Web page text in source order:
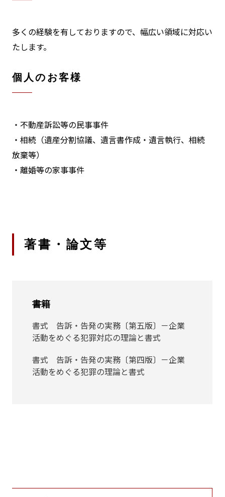
多くの経験を有しておりますので、幅広い領域に対応い
たします。
個人のお客様
・不動産訴訟等の民事事件
・相続（遺産分割協議、遺言書作成・遺言執行、相続
放棄等）
・離婚等の家事事件
著書・論文等
書籍
書式 告訴・告発の実務〔第五版〕－企業
活動をめぐる犯罪対応の理論と書式
書式 告訴・告発の実務〔第四版〕－企業
活動をめぐる犯罪の理論と書式